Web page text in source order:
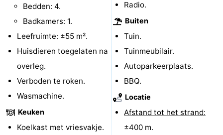
Brouwershaven
Bruinisse
-
Zierikzee
Natuur
-
Haamstede
Natuur
Walcheren
Bedden: 4.
Badkamers: 1.
Leefruimte: ±55 m².
Huisdieren toegelaten na
overleg.
Verboden te roken.
Wasmachine.
Keuken
Koelkast met vriesvakje.
Radio.
Buiten
Tuin.
Tuinmeubilair.
Autoparkeerplaats.
BBQ.
Locatie
Afstand tot het strand:
±400 m.